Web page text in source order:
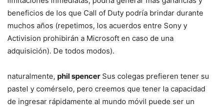
beneficios de los que Call of Duty podría brindar durante
muchos años (repetimos, los acuerdos entre Sony y
Activision prohibirán a Microsoft en caso de una
adquisición). De todos modos).
naturalmente, phil spencer Sus colegas prefieren tener su
pastel y comérselo, pero creemos que tener la capacidad
de ingresar rápidamente al mundo móvil puede ser un